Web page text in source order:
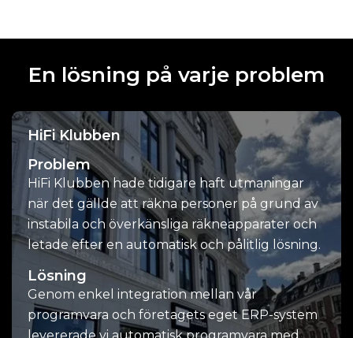
En lösning på varje problem
HiFi Klubben
Problem
HiFi Klubben hade tidigare haft utmaningar
när det gällde att räkna personer på grund av
instabila och överkänsliga räkneapparater och
letade efter en automatisk och pålitlig lösning.
Lösning
Genom enkel integration mellan vår
programvara och företagets eget ERP-system